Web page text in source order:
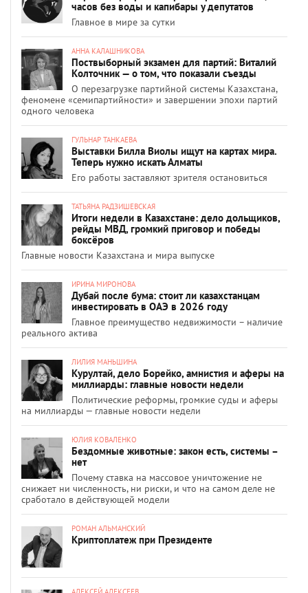
часов без воды и капибары у депутатов
Главное в мире за сутки
АННА КАЛАШНИКОВА
Поствыборный экзамен для партий: Виталий
Колточник — о том, что показали съезды
О перезагрузке партийной системы Казахстана,
феномене «семипартийности» и завершении эпохи партий
одного человека
ГУЛЬНАР ТАНКАЕВА
Выставки Билла Виолы ищут на картах мира.
Теперь нужно искать Алматы
Его работы заставляют зрителя остановиться
ТАТЬЯНА РАДЗИШЕВСКАЯ
Итоги недели в Казахстане: дело дольщиков,
рейды МВД, громкий приговор и победы
боксёров
Главные новости Казахстана и мира выпуске
ИРИНА МИРОНОВА
Дубай после бума: стоит ли казахстанцам
инвестировать в ОАЭ в 2026 году
Главное преимущество недвижимости – наличие
реального актива
ЛИЛИЯ МАНЬШИНА
Курултай, дело Борейко, амнистия и аферы на
миллиарды: главные новости недели
Политические реформы, громкие суды и аферы
на миллиарды — главные новости недели
ЮЛИЯ КОВАЛЕНКО
Бездомные животные: закон есть, системы –
нет
Почему ставка на массовое уничтожение не
снижает ни численность, ни риски, и что на самом деле не
сработало в действующей модели
РОМАН АЛЬМАНСКИЙ
Криптоплатеж при Президенте